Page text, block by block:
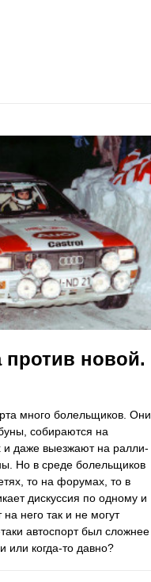
против новой.
много болельщиков. Они
собираются на
и даже выезжают на ралли-
Но в среде болельщиков
то на форумах, то в
дискуссия по одному и
него так и не могут
автоспорт был сложнее
или когда-то давно?